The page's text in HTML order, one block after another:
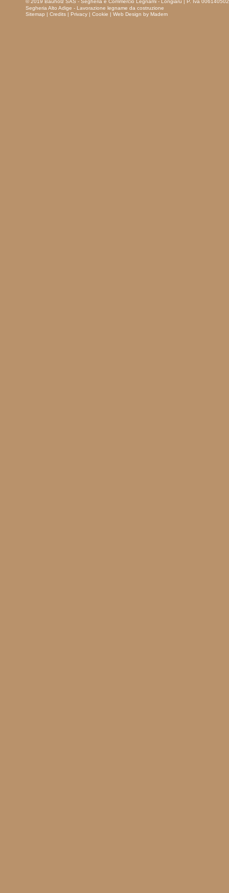
© 2019 Bauholz SAS - Segheria e Commercio Legnami - Longiarù | P. Iva
Segheria Alto Adige - Lavorazione legname da costruzione
Sitemap | Credits | Privacy | Cookie | Web Design by Madem